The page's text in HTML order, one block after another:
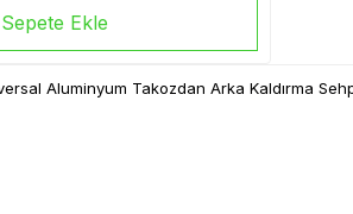
Sepete Ekle